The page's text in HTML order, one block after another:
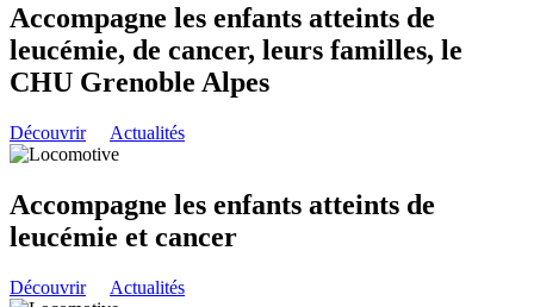
Accompagne les enfants atteints de
leucémie, de cancer, leurs familles, le
CHU Grenoble Alpes
Découvrir Actualités
Accompagne les enfants atteints de
leucémie et cancer
Découvrir Actualités